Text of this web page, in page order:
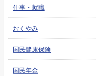
仕事・就職
おくやみ
国民健康保険
国民年金